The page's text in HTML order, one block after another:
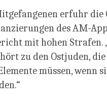
erfuhr die
des AM-
mit hohen
zu den Ostjuden,
müssen, wenn